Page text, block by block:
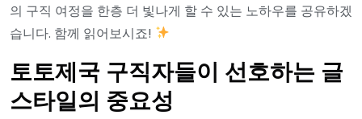
의 구직 여정을 한층 더 빛나게 할 수 있는 노하우를 공유하겠
습니다. 함께 읽어보시죠!
토토제국 구직자들이 선호하는 글
스타일의 중요성